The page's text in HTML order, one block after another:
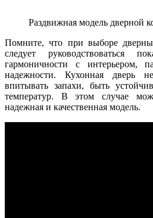
Раздвижная модель дверной
Помните, что при выборе
следует руководствоваться
гармоничности с интерьером,
надежности. Кухонная дверь
впитывать запахи, быть
температур. В этом случае
надежная и качественная модель.